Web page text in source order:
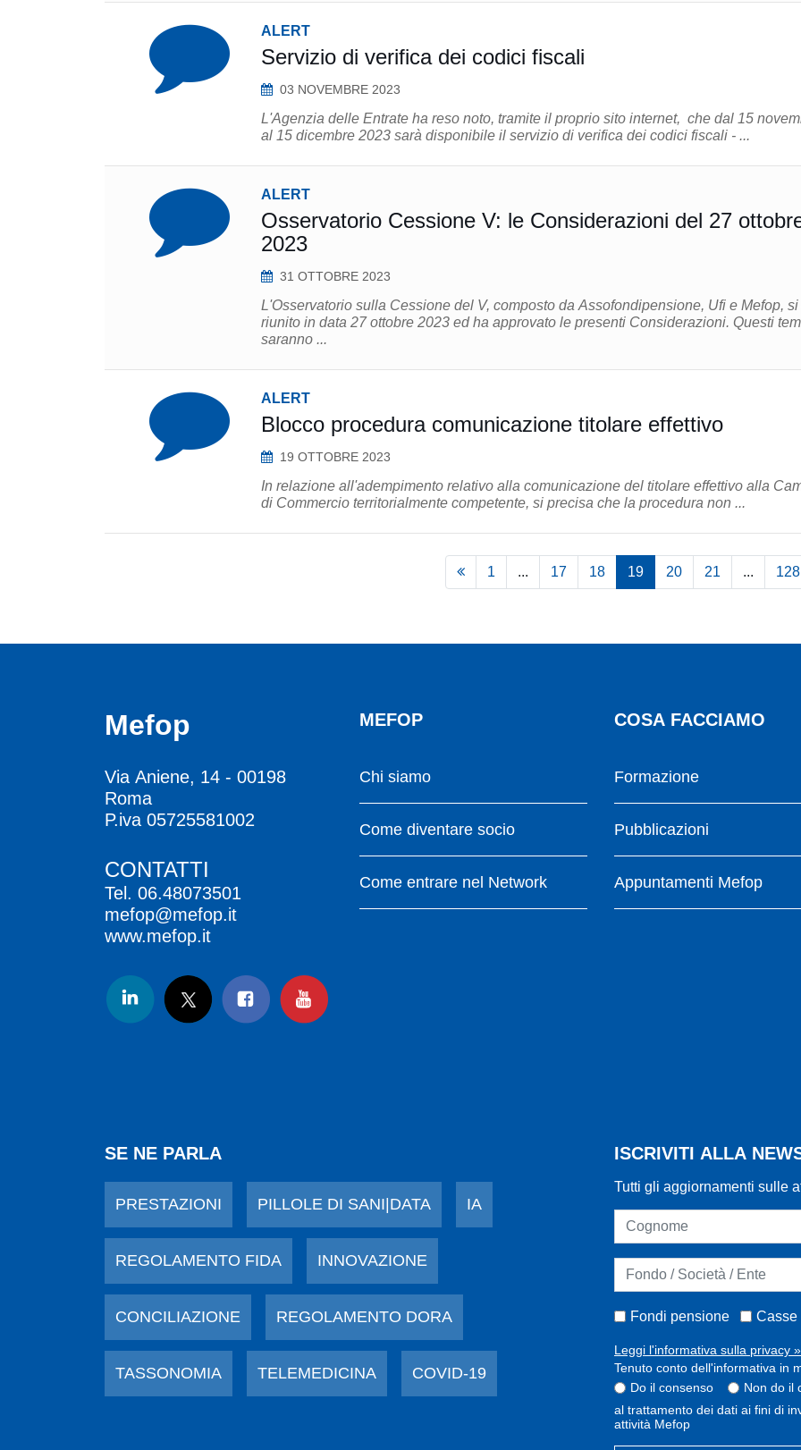
ALERT
Servizio di verifica dei codici fiscali
03 NOVEMBRE 2023
L'Agenzia delle Entrate ha reso noto, tramite il proprio sito internet, che dal 15
al 15 dicembre 2023 sarà disponibile il servizio di verifica dei codici fiscali - ...
ALERT
Osservatorio Cessione V: le Considerazioni del 27
2023
31 OTTOBRE 2023
L'Osservatorio sulla Cessione del V, composto da Assofondipensione, Ufi e Mefop, si
riunito in data 27 ottobre 2023 ed ha approvato le presenti Considerazioni. Questi temi
saranno ...
ALERT
Blocco procedura comunicazione titolare effettivo
19 OTTOBRE 2023
In relazione all'adempimento relativo alla comunicazione del titolare effettivo alla
di Commercio territorialmente competente, si precisa che la procedura non ...
1 ... 17 18 19 20 21 ... 128
Mefop
Via Aniene, 14 - 00198
Roma
P.iva 05725581002
CONTATTI
Tel. 06.48073501
mefop@mefop.it
www.mefop.it
MEFOP
Chi siamo
Come diventare socio
Come entrare nel Network
COSA FACCIAMO
Formazione
Pubblicazioni
Appuntamenti Mefop
SE NE PARLA
PRESTAZIONI PILLOLE DI SANI|DATA IA
REGOLAMENTO FIDA INNOVAZIONE
CONCILIAZIONE REGOLAMENTO DORA
TASSONOMIA TELEMEDICINA COVID-19
ISCRIVITI ALLA
Tutti gli aggiornamenti sulle
Fondi pensione Casse
Leggi l'informativa sulla privacy »
Tenuto conto dell'informativa in
Do il consenso
Non do il
al trattamento dei dati ai fini di
attività Mefop